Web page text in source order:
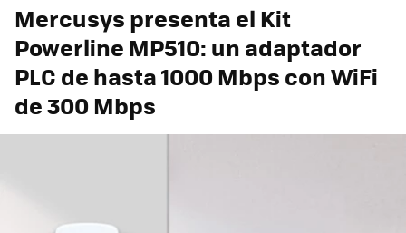
Mercusys presenta el Kit
Powerline MP510: un adaptador
PLC de hasta 1000 Mbps con WiFi
de 300 Mbps